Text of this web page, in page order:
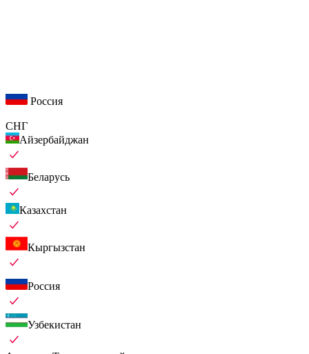
Россия
СНГ
Айзербайджан
Беларусь
Казахстан
Кыргызстан
Россия
Узбекистан